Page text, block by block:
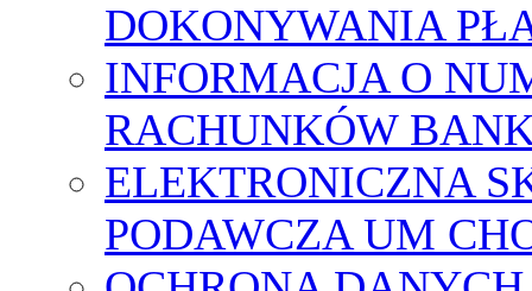
DOKONYWANIA
INFORMACJA O
RACHUNKÓW
ELEKTRONICZNA
PODAWCZA UM